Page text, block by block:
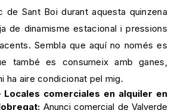
de Sant Boi durant aquesta quinzena
de dinamisme estacional i pressions
Sembla que aquí no només es
també es consumeix amb ganes,
ha aire condicionat pel mig.
comerciales en alquiler en
Anunci comercial de Valverde